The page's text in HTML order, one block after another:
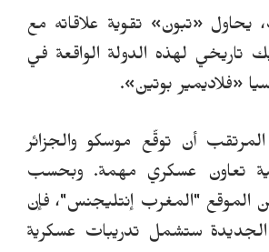
يحاول«تبون» تقوية علاقاته مع
تاريخي لهذه الدولة الواقعة في
«فلاديمير بوتين»
.
المرتقبأن توقّع موسكو والجزائر
تعاون عسكري مهمة. وبحسب
الموقع "المغرب إنتليجنس"، فإن
الجديدة ستشمل تدريبات عسكرية